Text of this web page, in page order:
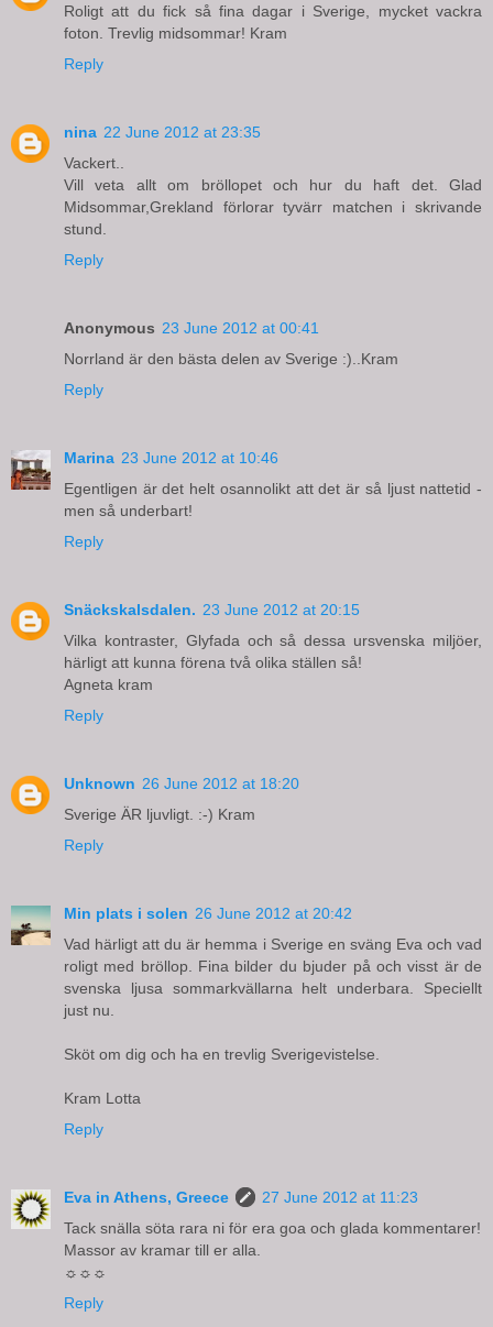
Roligt att du fick så fina dagar i Sverige, mycket vackra
foton. Trevlig midsommar! Kram
Reply
nina 22 June 2012 at 23:35
Vackert..
Vill veta allt om bröllopet och hur du haft det. Glad
Midsommar,Grekland förlorar tyvärr matchen i skrivande
stund.
Reply
Anonymous 23 June 2012 at 00:41
Norrland är den bästa delen av Sverige :)..Kram
Reply
Marina 23 June 2012 at 10:46
Egentligen är det helt osannolikt att det är så ljust nattetid -
men så underbart!
Reply
Snäckskalsdalen. 23 June 2012 at 20:15
Vilka kontraster, Glyfada och så dessa ursvenska miljöer,
härligt att kunna förena två olika ställen så!
Agneta kram
Reply
Unknown 26 June 2012 at 18:20
Sverige ÄR ljuvligt. :-) Kram
Reply
Min plats i solen 26 June 2012 at 20:42
Vad härligt att du är hemma i Sverige en sväng Eva och vad
roligt med bröllop. Fina bilder du bjuder på och visst är de
svenska ljusa sommarkvällarna helt underbara. Speciellt
just nu.
Sköt om dig och ha en trevlig Sverigevistelse.
Kram Lotta
Reply
Eva in Athens, Greece
27 June 2012 at 11:23
Tack snälla söta rara ni för era goa och glada kommentarer!
Massor av kramar till er alla.
☼☼☼
Reply